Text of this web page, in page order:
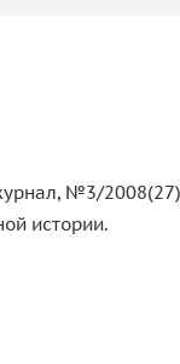
№3/2008(27)
истории.